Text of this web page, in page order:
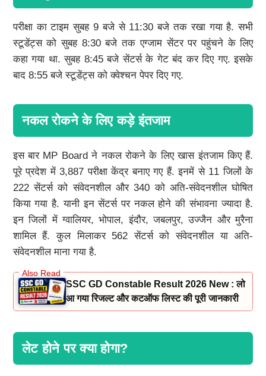
परीक्षा का टाइम सुबह 9 बजे से 11:30 बजे तक रखा गया है. सभी
स्टूडेंट्स को सुबह 8:30 बजे तक एग्जाम सेंटर पर पहुंचने के लिए
कहा गया था. सुबह 8:45 बजे सेंटर्स के गेट बंद कर दिए गए. इसके
बाद 8:55 बजे स्टूडेंट्स को क्वेश्चन पेपर दिए गए.
नकल रोकने के लिए कड़े इंतजाम
इस बार MP Board ने नकल रोकने के लिए खास इंतजाम किए हैं.
पूरे प्रदेश में 3,887 परीक्षा केंद्र बनाए गए हैं. इनमें से 11 जिलों के
222 सेंटर्स को संवेदनशील और 340 को अति-संवेदनशील घोषित
किया गया है. यानी इन सेंटर्स पर नकल होने की संभावना ज्यादा है.
इन जिलों में ग्वालियर, भोपाल, इंदौर, जबलपुर, उज्जैन और मुरैना
शामिल हैं. कुल मिलाकर 562 सेंटर्स को संवेदनशील या अति-
संवेदनशील माना गया है.
SSC GD Constable Result 2026 New : लो
आ गया रिजल्ट और कटऑफ लिस्ट की पूरी जानकारी
लेट होने पर क्या होगा?